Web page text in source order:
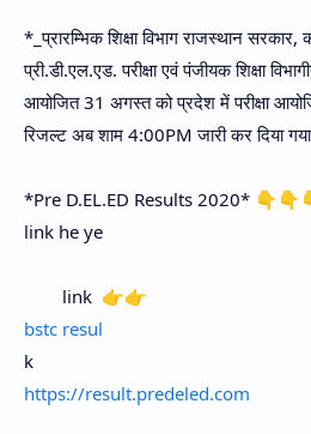
*_प्रारम्भिक शिक्षा विभाग राजस्थान सरकार,
प्री.डी.एल.एड. परीक्षा एवं पंजीयक शिक्षा
आयोजित 31 अगस्त को प्रदेश में परीक्षा
रिजल्ट अब शाम 4:00PM जारी कर दिया
*Pre D.EL.ED Results 2020*
link he ye
link 👉👉
bstc resul
k
https://result.predeled.com